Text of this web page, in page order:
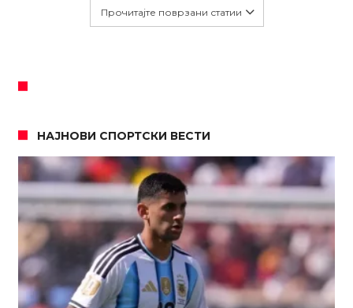
Прочитајте поврзани статии
НАЈНОВИ СПОРТСКИ ВЕСТИ